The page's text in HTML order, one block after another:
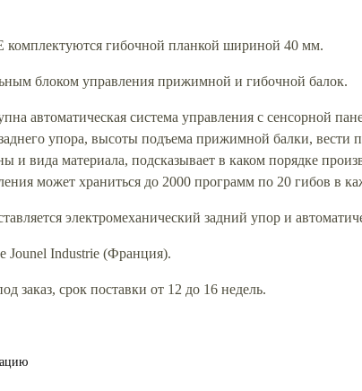
гибочной планкой шириной 40 мм.
блоком управления прижимной и гибочной балок.
автоматическая система управления с сенсорной
упора, высоты подъема прижимной балки, вести
и вида материала, подсказывает в каком порядке
может храниться до 2000 программ по 20 гибов в
электромеханический задний упор и
Jounel Industrie (Франция).
заказ, срок поставки от 12 до 16 недель.